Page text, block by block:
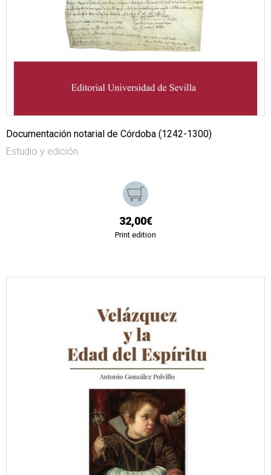
Documentación notarial de Córdoba (1242-1300)
Estudio y edición
32,00€
Print edition